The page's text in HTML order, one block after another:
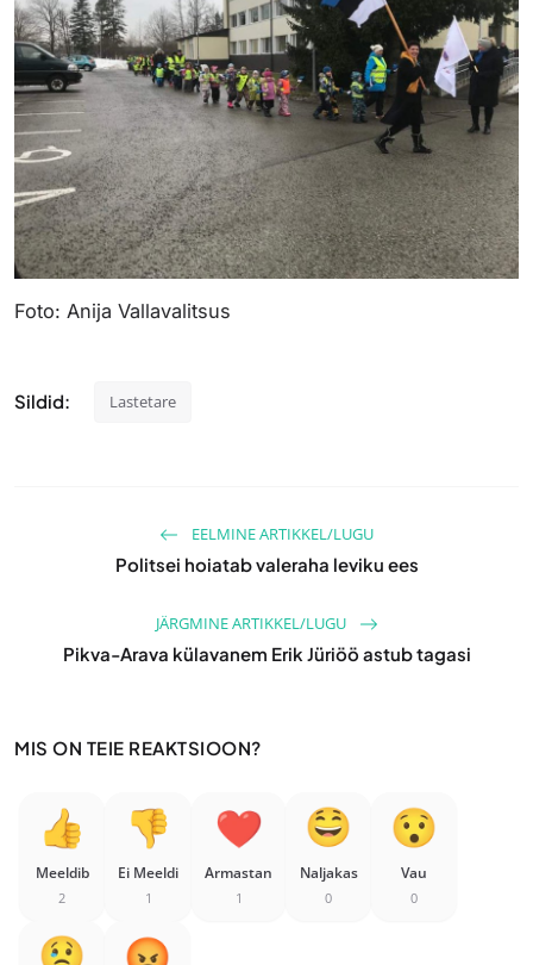
Foto: Anija Vallavalitsus
Sildid: Lastetare
EELMINE ARTIKKEL/LUGU
Politsei hoiatab valeraha leviku ees
JÄRGMINE ARTIKKEL/LUGU
Pikva-Arava külavanem Erik Jüriöö astub tagasi
MIS ON TEIE REAKTSIOON?
Meeldib
2
Ei Meeldi
1
Armastan
1
Naljakas
0
Vau
0